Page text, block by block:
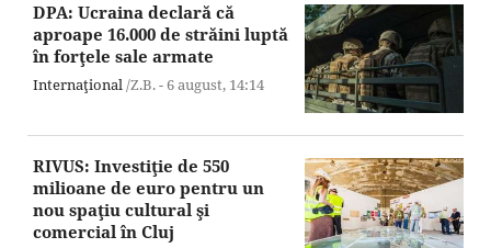
DPA: Ucraina declară că
aproape 16.000 de străini luptă
în forţele sale armate
Internaţional/Z.B. -6 august, 14:14
RIVUS: Investiţie de 550
milioane de euro pentru un
nou spaţiu cultural şi
comercial în Cluj